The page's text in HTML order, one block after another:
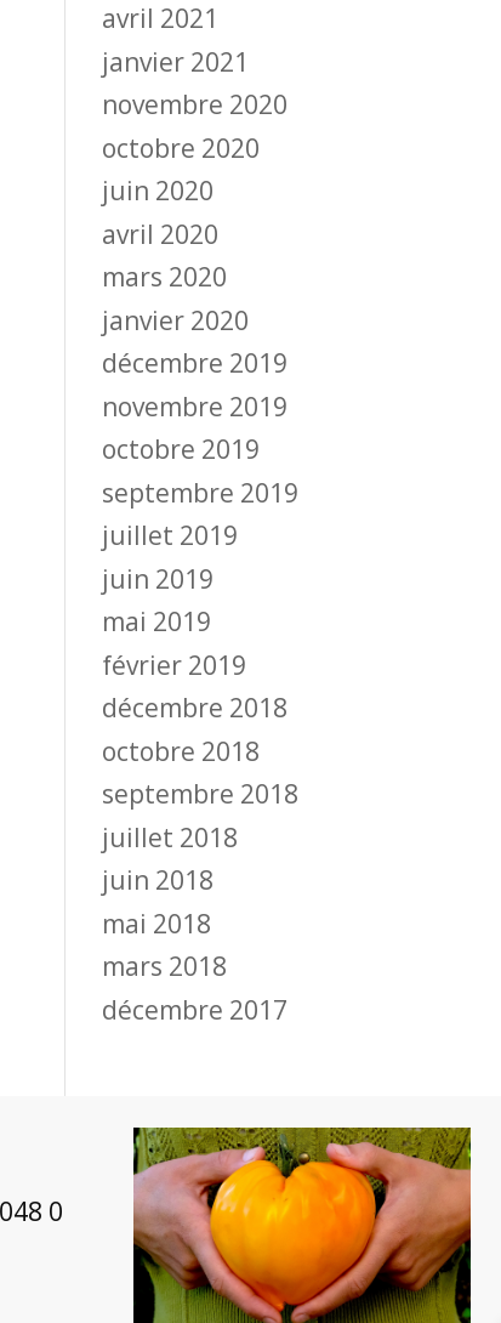
avril 2021
janvier 2021
novembre 2020
octobre 2020
juin 2020
avril 2020
mars 2020
janvier 2020
décembre 2019
novembre 2019
octobre 2019
septembre 2019
juillet 2019
juin 2019
mai 2019
février 2019
décembre 2018
octobre 2018
septembre 2018
juillet 2018
juin 2018
mai 2018
mars 2018
décembre 2017
0